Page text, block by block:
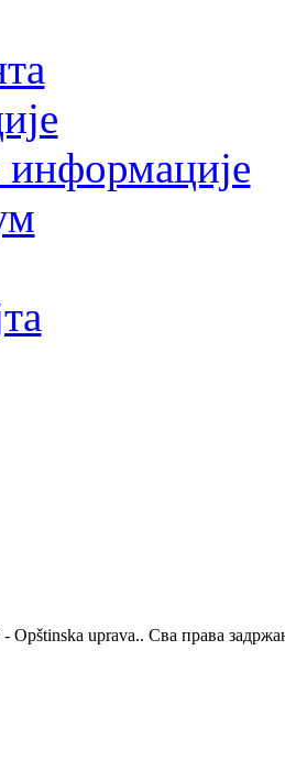
Opštinska uprava.. Сва права